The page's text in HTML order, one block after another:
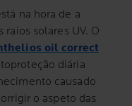
na hora de a
solares UV. O
oil correct
diária
causado
o aspeto das